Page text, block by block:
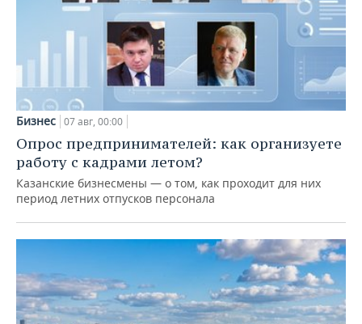
Бизнес 07 авг, 00:00
Опрос предпринимателей: как организуете
работу с кадрами летом?
Казанские бизнесмены — о том, как проходит для них
период летних отпусков персонала